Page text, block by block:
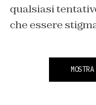
qualsiasi
che essere